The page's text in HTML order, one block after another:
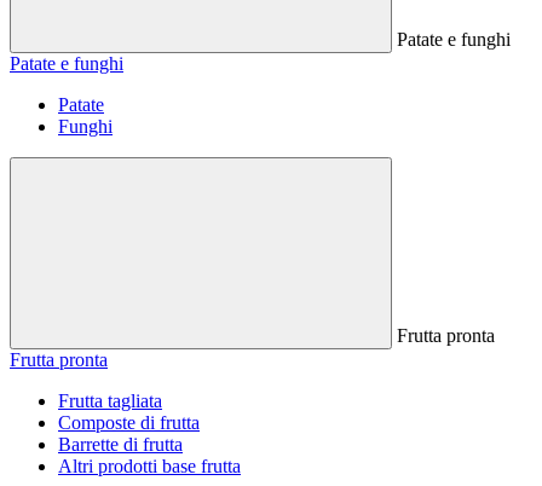
Patate e funghi
Patate e funghi
Patate
Funghi
Frutta pronta
Frutta pronta
Frutta tagliata
Composte di frutta
Barrette di frutta
Altri prodotti base frutta